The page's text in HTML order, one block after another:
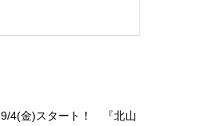
9/4(金)スタート！ 『北山